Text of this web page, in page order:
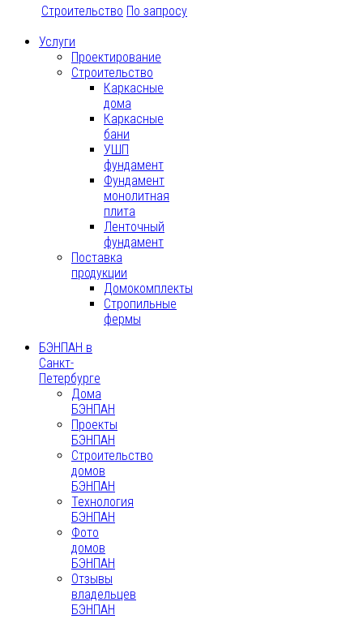
Строительство По запросу
Услуги
Проектирование
Строительство
Каркасные
дома
Каркасные
бани
УШП
фундамент
Фундамент
монолитная
плита
Ленточный
фундамент
Поставка
продукции
Домокомплекты
Стропильные
фермы
БЭНПАН в
Санкт-
Петербурге
Дома
БЭНПАН
Проекты
БЭНПАН
Строительство
домов
БЭНПАН
Технология
БЭНПАН
Фото
домов
БЭНПАН
Отзывы
владельцев
БЭНПАН